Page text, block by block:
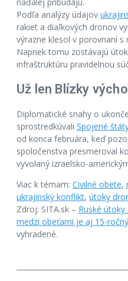
naďalej pribúdajú.
Podľa analýzy údajov
rakiet a diaľkových dronov
výrazne klesol v porovnaní s
Napriek tomu zostávajú
infraštruktúru pravidelnou
Už len Blízky
Diplomatické snahy o
sprostredkúvali Spojené
od konca februára, keď
spoločenstva presmeroval
vyvolaný izraelsko-
Viac k témam: Civilné obete,
ukrajinský konflikt, útoky
Zdroj: SITA.sk – Ruské
medzi obeťami je aj 15-
vyhradené.